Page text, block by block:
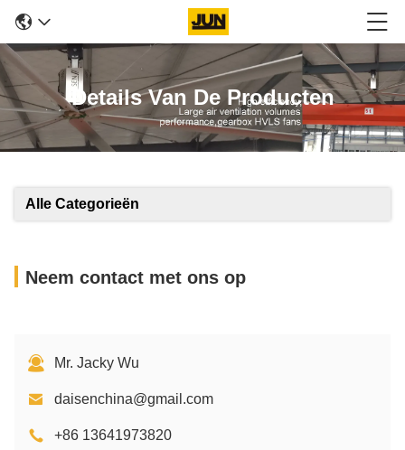
Details Van De Producten
Alle Categorieën
Neem contact met ons op
Mr. Jacky Wu
daisenchina@gmail.com
+86 13641973820